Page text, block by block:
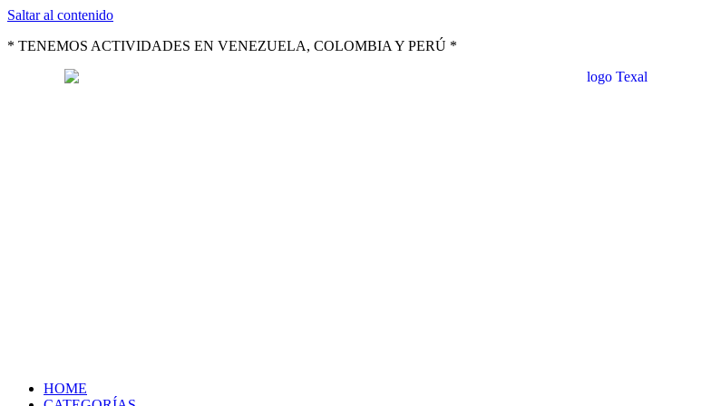
Saltar al contenido
* TENEMOS ACTIVIDADES EN VENEZUELA, COLOMBIA Y PERÚ *
HOME